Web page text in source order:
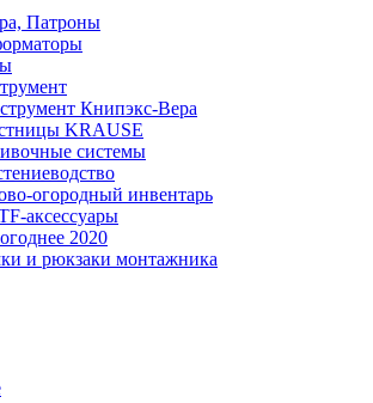
Патроны
Книпэкс-Вера
KRAUSE
системы
огородный инвентарь
аксессуары
2020
и рюкзаки монтажника